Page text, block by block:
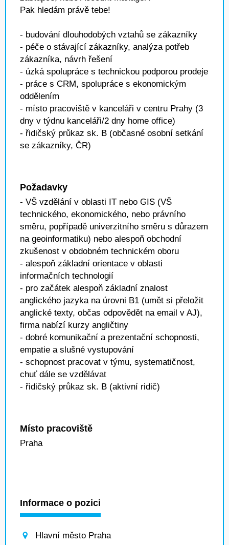
Pak hledám právě tebe!
- budování dlouhodobých vztahů se zákazníky
- péče o stávající zákazníky, analýza potřeb
zákazníka, návrh řešení
- úzká spolupráce s technickou podporou prodeje
- práce s CRM, spolupráce s ekonomickým
oddělením
- místo pracoviště v kanceláři v centru Prahy (3
dny v týdnu kanceláři/2 dny home office)
- řidičský průkaz sk. B (občasné osobní setkání
se zákazníky, ČR)
Požadavky
- VŠ vzdělání v oblasti IT nebo GIS (VŠ
technického, ekonomického, nebo právního
směru, popřípadě univerzitního směru s důrazem
na geoinformatiku) nebo alespoň obchodní
zkušenost v obdobném technickém oboru
- alespoň základní orientace v oblasti
informačních technologií
- pro začátek alespoň základní znalost
anglického jazyka na úrovni B1 (umět si přeložit
anglické texty, občas odpovědět na email v AJ),
firma nabízí kurzy angličtiny
- dobré komunikační a prezentační schopnosti,
empatie a slušné vystupování
- schopnost pracovat v týmu, systematičnost,
chuť dále se vzdělávat
- řidičský průkaz sk. B (aktivní ridič)
Místo pracoviště
Praha
Informace o pozici
Hlavní město Praha